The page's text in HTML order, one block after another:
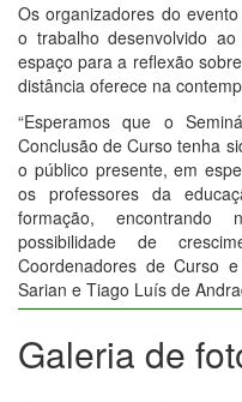
Os organizadores do
o trabalho desenvolvido
espaço para a reflexão
distância oferece na
“Esperamos que o
Conclusão de Curso tenha
o público presente, em
os professores da
formação,
possibilidade de
Coordenadores de Curso
Sarian e Tiago Luís de
Galeria de